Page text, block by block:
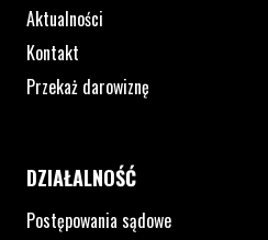
Aktualności
Kontakt
Przekaż darowiznę
DZIAŁALNOŚĆ
Postępowania sądowe